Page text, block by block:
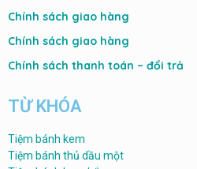
Chính sách giao hàng
Chính sách giao hàng
Chính sách thanh toán – đổi trả
TỪ KHÓA
Tiệm bánh kem
Tiệm bánh thủ dầu một